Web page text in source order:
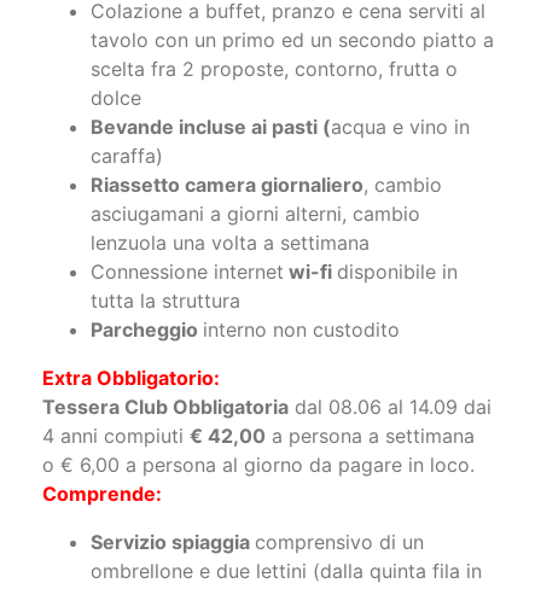
Trattamento di pensione completa +
bevande
Colazione a buffet, pranzo e cena serviti al
tavolo con un primo ed un secondo piatto a
scelta fra 2 proposte, contorno, frutta o
dolce
Bevande incluse ai pasti (acqua e vino in
caraffa)
Riassetto camera giornaliero, cambio
asciugamani a giorni alterni, cambio
lenzuola una volta a settimana
Connessione internetwi-fidisponibile in
Parcheggiointerno non custodito
Extra Obbligatorio:
Tessera Club Obbligatoriadal 08.06 al 14.09 dai
4 anni compiuti
Comprende: